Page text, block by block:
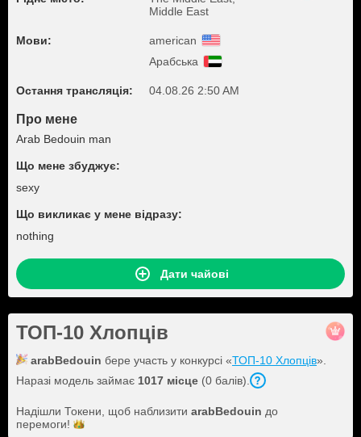
Middle East
Мови:
american
Арабська
Остання трансляція: 04.08.26 2:50 AM
Про мене
Arab Bedouin man
Що мене збуджує:
sexy
Що викликає у мене відразу:
nothing
Дати чайові
ТОП-10 Хлопців
arabBedouin бере участь у конкурсі «ТОП-10 Хлопців».
Наразі модель займає 1017 місце (0 балів).
Надішли Токени, щоб наблизити arabBedouin до
перемоги!